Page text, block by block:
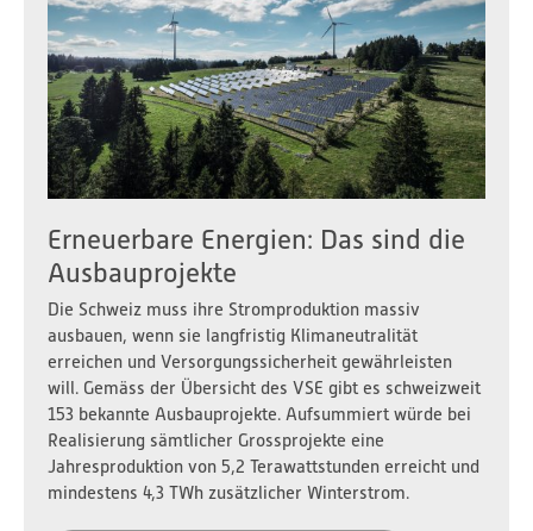
Erneuerbare Energien: Das sind die
Ausbauprojekte
Die Schweiz muss ihre Stromproduktion massiv
ausbauen, wenn sie langfristig Klimaneutralität
erreichen und Versorgungssicherheit gewährleisten
will. Gemäss der Übersicht des VSE gibt es schweizweit
153 bekannte Ausbauprojekte. Aufsummiert würde bei
Realisierung sämtlicher Grossprojekte eine
Jahresproduktion von 5,2 Terawattstunden erreicht und
mindestens 4,3 TWh zusätzlicher Winterstrom.